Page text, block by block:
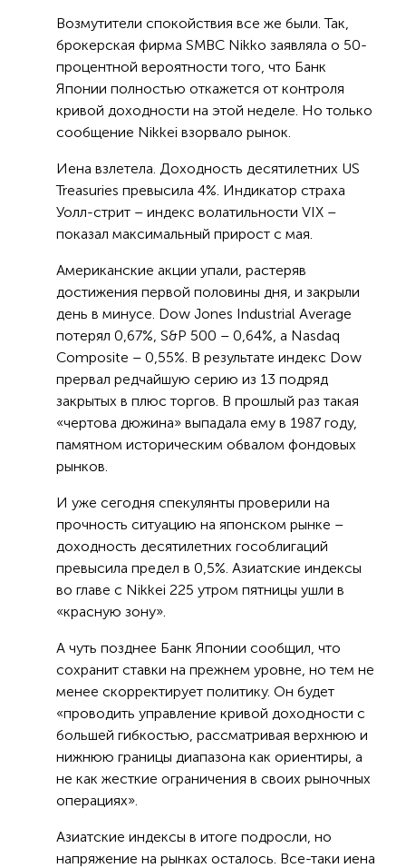
Возмутители спокойствия все же были. Так,
брокерская фирма SMBC Nikko заявляла о 50-
процентной вероятности того, что Банк
Японии полностью откажется от контроля
кривой доходности на этой неделе. Но только
сообщение Nikkei взорвало рынок.
Иена взлетела. Доходность десятилетних US
Treasuries превысила 4%. Индикатор страха
Уолл-стрит – индекс волатильности VIX –
показал максимальный прирост с мая.
Американские акции упали, растеряв
достижения первой половины дня, и закрыли
день в минусе. Dow Jones Industrial Average
потерял 0,67%, S&P 500 – 0,64%, а Nasdaq
Composite – 0,55%. В результате индекс Dow
прервал редчайшую серию из 13 подряд
закрытых в плюс торгов. В прошлый раз такая
«чертова дюжина» выпадала ему в 1987 году,
памятном историческим обвалом фондовых
рынков.
И уже сегодня спекулянты проверили на
прочность ситуацию на японском рынке –
доходность десятилетних гособлигаций
превысила предел в 0,5%. Азиатские индексы
во главе с Nikkei 225 утром пятницы ушли в
«красную зону».
А чуть позднее Банк Японии сообщил, что
сохранит ставки на прежнем уровне, но тем не
менее скорректирует политику. Он будет
«проводить управление кривой доходности с
большей гибкостью, рассматривая верхнюю и
нижнюю границы диапазона как ориентиры, а
не как жесткие ограничения в своих рыночных
операциях».
Азиатские индексы в итоге подросли, но
напряжение на рынках осталось. Все-таки иена